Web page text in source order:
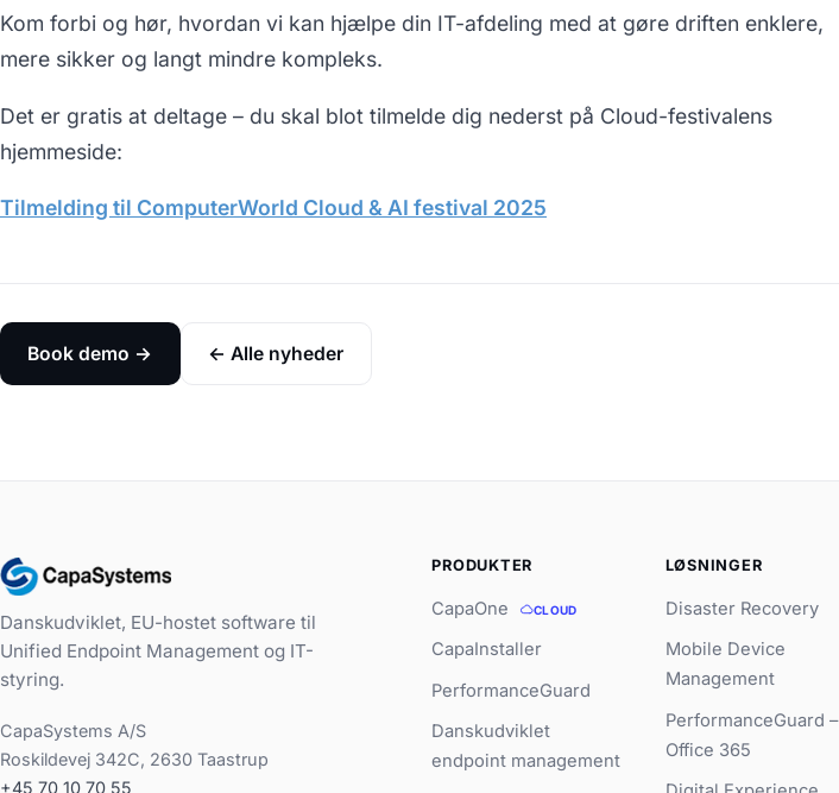
Kom forbi og hør, hvordan vi kan hjælpe din IT-afdeling med at gøre driften enklere,
mere sikker og langt mindre kompleks.
Det er gratis at deltage – du skal blot tilmelde dig nederst på Cloud-festivalens
hjemmeside:
Tilmelding til ComputerWorld Cloud & AI festival 2025
Book demo → ← Alle nyheder
Danskudviklet, EU-hostet software til
Unified Endpoint Management og IT-
styring.
CapaSystems A/S
Roskildevej 342C, 2630 Taastrup
+45 70 10 70 55
PRODUKTER
CapaOne CLOUD
CapaInstaller
PerformanceGuard
Danskudviklet
endpoint management
LØSNINGER
Disaster Recovery
Mobile Device
Management
PerformanceGuard –
Office 365